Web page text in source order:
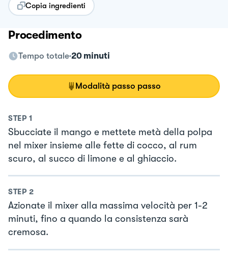
Copia ingredienti
Procedimento
Tempo totale 20 minuti
Modalità passo passo
STEP 1
Sbucciate il mango e mettete metà della polpa
nel mixer insieme alle fette di cocco, al rum
scuro, al succo di limone e al ghiaccio.
STEP 2
Azionate il mixer alla massima velocità per 1-2
minuti, fino a quando la consistenza sarà
cremosa.